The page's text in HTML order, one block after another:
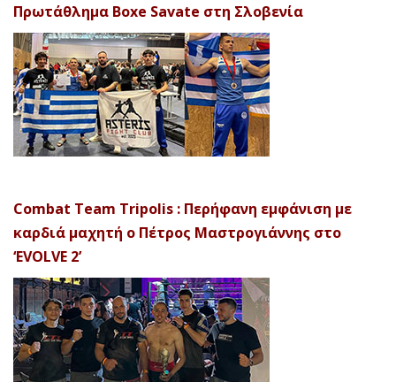
Πρωτάθλημα Boxe Savate στη Σλοβενία
Combat Team Tripolis : Περήφανη εμφάνιση με
καρδιά μαχητή ο Πέτρος Μαστρογιάννης στο
‘EVOLVE 2’